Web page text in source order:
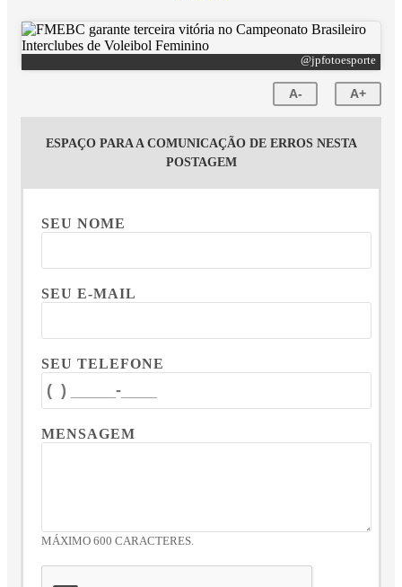
@jpfotoesporte
A- A+
ESPAÇO PARA A COMUNICAÇÃO DE ERROS NESTA
POSTAGEM
SEU NOME
SEU E-MAIL
SEU TELEFONE
MENSAGEM
MÁXIMO 600 CARACTERES.